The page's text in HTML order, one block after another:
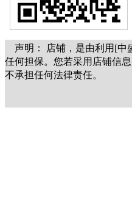
声明： 店铺，是由利用[中
任何担保。您若采用 店铺信
不承担任何法律责任。